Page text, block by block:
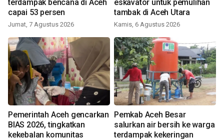
terdampak bencana di Aceh
capai 53 persen
Jumat, 7 Agustus 2026
eskavator untuk pemulihan
tambak di Aceh Utara
Kamis, 6 Agustus 2026
Pemerintah Aceh gencarkan
BIAS 2026, tingkatkan
kekebalan komunitas
Pemkab Aceh Besar
salurkan air bersih ke warga
terdampak kekeringan